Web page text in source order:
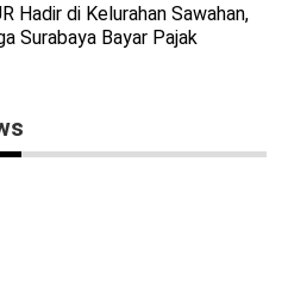
Hadir di Kelurahan Sawahan,
Surabaya Bayar Pajak